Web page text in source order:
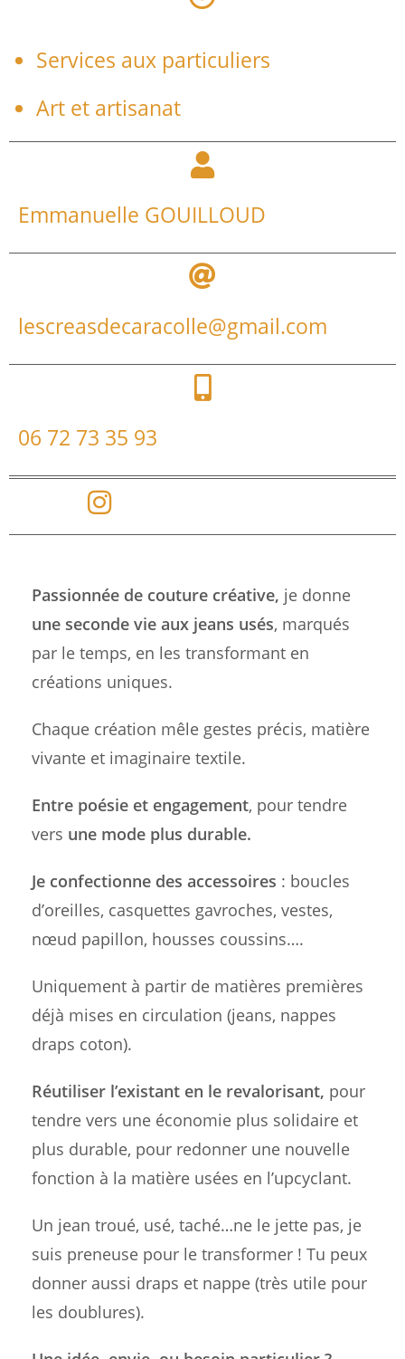
Services aux particuliers
Art et artisanat
Emmanuelle GOUILLOUD
lescreasdecaracolle@gmail.com
06 72 73 35 93
Passionnée de couture créative, je donne
une seconde vie aux jeans usés, marqués
par le temps, en les transformant en
créations uniques.
Chaque création mêle gestes précis, matière
vivante et imaginaire textile.
Entre poésie et engagement, pour tendre
vers une mode plus durable.
Je confectionne des accessoires : boucles
d’oreilles, casquettes gavroches, vestes,
nœud papillon, housses coussins….
Uniquement à partir de matières premières
déjà mises en circulation (jeans, nappes
draps coton).
Réutiliser l’existant en le revalorisant, pour
tendre vers une économie plus solidaire et
plus durable, pour redonner une nouvelle
fonction à la matière usées en l’upcyclant.
Un jean troué, usé, taché…ne le jette pas, je
suis preneuse pour le transformer ! Tu peux
donner aussi draps et nappe (très utile pour
les doublures).